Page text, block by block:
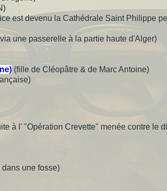
du FLN)
est devenu la Cathédrale Saint Philippe
une passerelle à la partie haute d'Alger)
(fille de Cléopâtre & de Marc Antoine)
à l' "Opération Crevette" menée contre le
une fosse)